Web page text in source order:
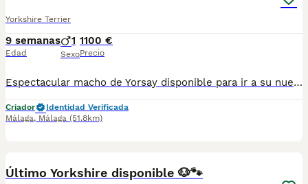
Yorkshire Terrier
9 semanas
Edad
1
Sexo
1100 €
Precio
Espectacular macho de Yorsay disponible para ir a su nuevo hogar se entrega con su vacuna y desparacitado y su cartilla correspondiente a su edad
Criador
Identidad Verificada
Málaga, Málaga (51.8km)
Último Yorkshire disponible 🐶🐾